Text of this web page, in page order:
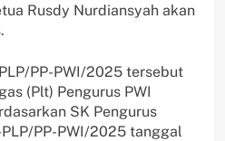
Rusdy Nurdiansyah akan
PP-PWI/2025 tersebut
(Plt) Pengurus PWI
SK Pengurus
PP-PWI/2025 tanggal